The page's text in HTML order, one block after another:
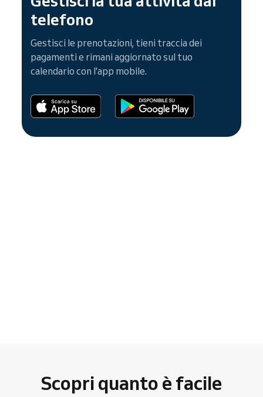
telefono
Gestisci le prenotazioni, tieni traccia dei
pagamenti e rimani aggiornato sul tuo
calendario con l'app mobile.
Scopri quanto è facile